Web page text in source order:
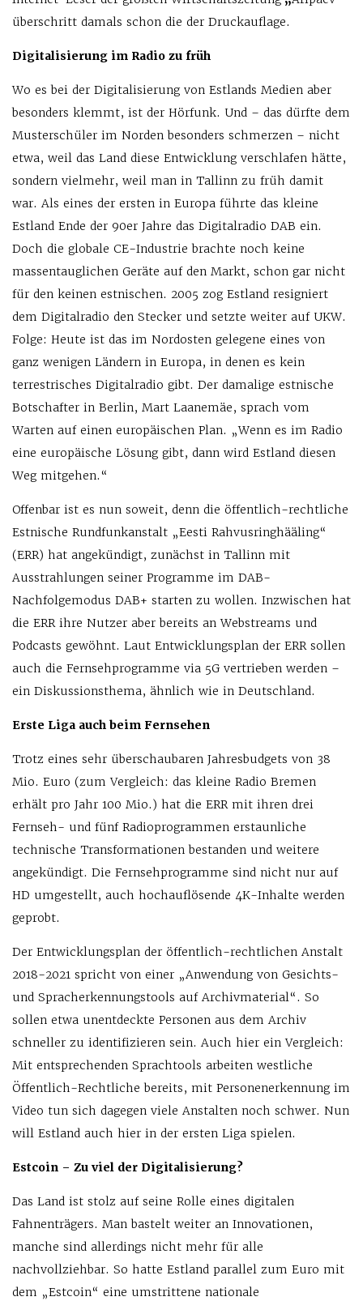
überschritt damals schon die der Druckauflage.
Digitalisierung im Radio zu früh
Wo es bei der Digitalisierung von Estlands Medien aber
besonders klemmt, ist der Hörfunk. Und – das dürfte dem
Musterschüler im Norden besonders schmerzen – nicht
etwa, weil das Land diese Entwicklung verschlafen hätte,
sondern vielmehr, weil man in Tallinn zu früh damit
war. Als eines der ersten in Europa führte das kleine
Estland Ende der 90er Jahre das Digitalradio DAB ein.
Doch die globale CE-Industrie brachte noch keine
massentauglichen Geräte auf den Markt, schon gar nicht
für den keinen estnischen. 2005 zog Estland resigniert
dem Digitalradio den Stecker und setzte weiter auf UKW.
Folge: Heute ist das im Nordosten gelegene eines von
ganz wenigen Ländern in Europa, in denen es kein
terrestrisches Digitalradio gibt. Der damalige estnische
Botschafter in Berlin, Mart Laanemäe, sprach vom
Warten auf einen europäischen Plan. „Wenn es im Radio
eine europäische Lösung gibt, dann wird Estland diesen
Weg mitgehen.“
Offenbar ist es nun soweit, denn die öffentlich-rechtliche
Estnische Rundfunkanstalt „Eesti Rahvusringhääling“
(ERR) hat angekündigt, zunächst in Tallinn mit
Ausstrahlungen seiner Programme im DAB-
Nachfolgemodus DAB+ starten zu wollen. Inzwischen hat
die ERR ihre Nutzer aber bereits an Webstreams und
Podcasts gewöhnt. Laut Entwicklungsplan der ERR sollen
auch die Fernsehprogramme via 5G vertrieben werden –
ein Diskussionsthema, ähnlich wie in Deutschland.
Erste Liga auch beim Fernsehen
Trotz eines sehr überschaubaren Jahresbudgets von 38
Mio. Euro (zum Vergleich: das kleine Radio Bremen
erhält pro Jahr 100 Mio.) hat die ERR mit ihren drei
Fernseh- und fünf Radioprogrammen erstaunliche
technische Transformationen bestanden und weitere
angekündigt. Die Fernsehprogramme sind nicht nur auf
HD umgestellt, auch hochauflösende 4K-Inhalte werden
geprobt.
Der Entwicklungsplan der öffentlich-rechtlichen Anstalt
2018-2021 spricht von einer „Anwendung von Gesichts-
und Spracherkennungstools auf Archivmaterial“. So
sollen etwa unentdeckte Personen aus dem Archiv
schneller zu identifizieren sein. Auch hier ein Vergleich:
Mit entsprechenden Sprachtools arbeiten westliche
Öffentlich-Rechtliche bereits, mit Personenerkennung im
Video tun sich dagegen viele Anstalten noch schwer. Nun
will Estland auch hier in der ersten Liga spielen.
Estcoin – Zu viel der Digitalisierung?
Das Land ist stolz auf seine Rolle eines digitalen
Fahnenträgers. Man bastelt weiter an Innovationen,
manche sind allerdings nicht mehr für alle
nachvollziehbar. So hatte Estland parallel zum Euro mit
dem „Estcoin“ eine umstrittene nationale